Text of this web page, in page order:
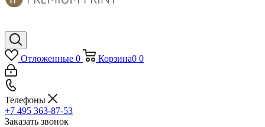
Отложенные 0 Корзина0 0
Телефоны
+7 495 363-87-53
Заказать звонок